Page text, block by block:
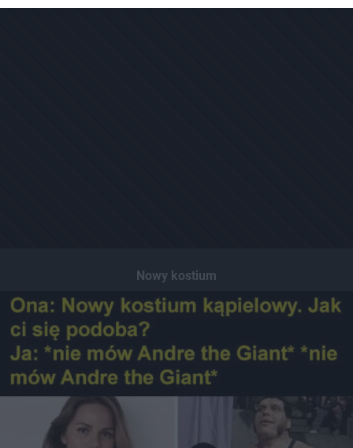
Nowy kostium